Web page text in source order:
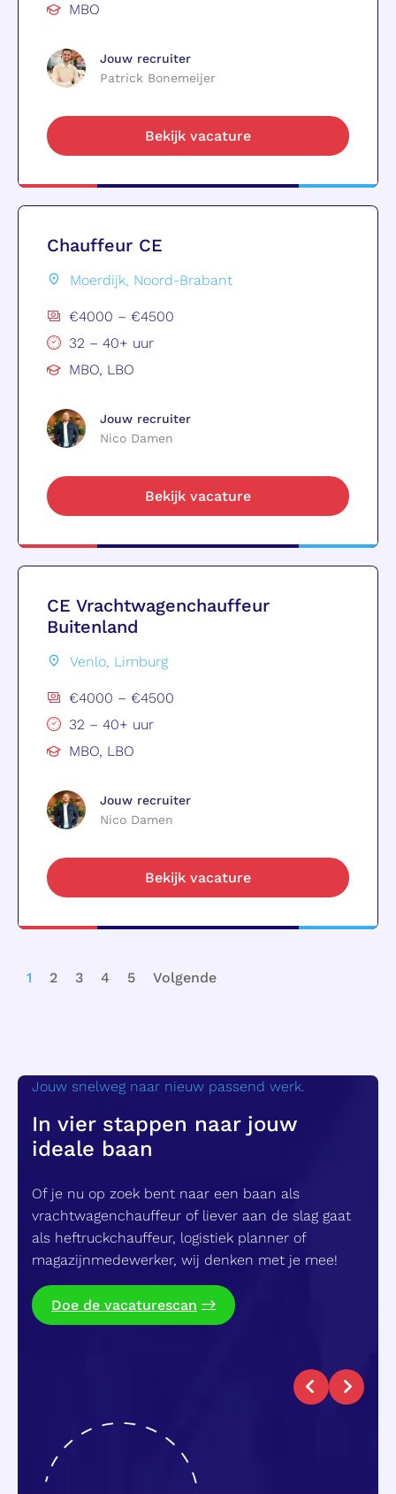
MBO
Jouw recruiter
Patrick Bonemeijer
Bekijk vacature
Chauffeur CE
Moerdijk, Noord-Brabant
€4000 – €4500
32 – 40+ uur
MBO, LBO
Jouw recruiter
Nico Damen
Bekijk vacature
CE Vrachtwagenchauffeur
Buitenland
Venlo, Limburg
€4000 – €4500
32 – 40+ uur
MBO, LBO
Jouw recruiter
Nico Damen
Bekijk vacature
1 2 3 4 5 Volgende
Jouw snelweg naar nieuw passend werk.
In vier stappen naar jouw
ideale baan
Of je nu op zoek bent naar een baan als
vrachtwagenchauffeur of liever aan de slag gaat
als heftruckchauffeur, logistiek planner of
magazijnmedewerker, wij denken met je mee!
Doe de vacaturescan